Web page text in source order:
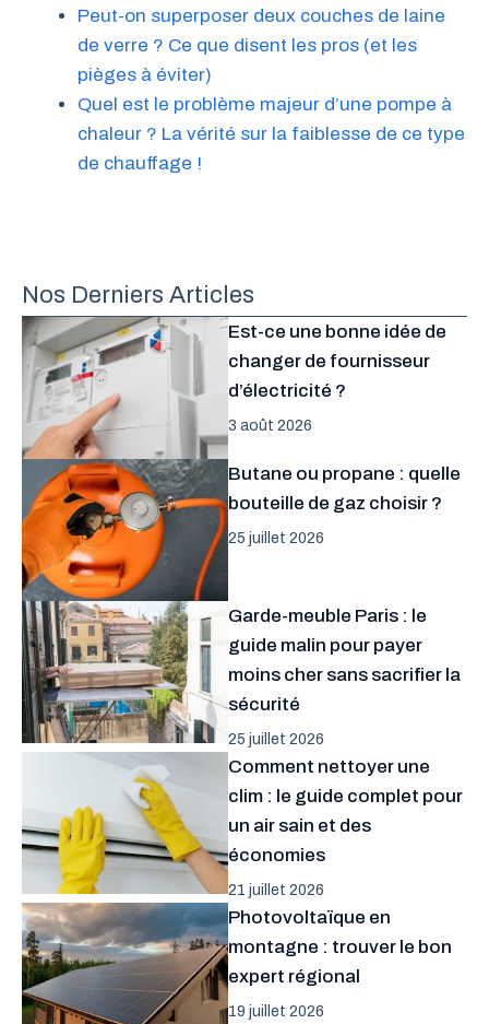
Peut-on superposer deux couches de laine
de verre ? Ce que disent les pros (et les
pièges à éviter)
Quel est le problème majeur d’une pompe à
chaleur ? La vérité sur la faiblesse de ce type
de chauffage !
Nos Derniers Articles
Est-ce une bonne idée de
changer de fournisseur
d’électricité ?
3 août 2026
Butane ou propane : quelle
bouteille de gaz choisir ?
25 juillet 2026
Garde-meuble Paris : le
guide malin pour payer
moins cher sans sacrifier la
sécurité
25 juillet 2026
Comment nettoyer une
clim : le guide complet pour
un air sain et des
économies
21 juillet 2026
Photovoltaïque en
montagne : trouver le bon
expert régional
19 juillet 2026